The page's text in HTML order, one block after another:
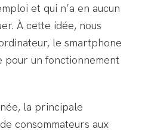
et qui n’a en aucun
À cette idée, nous
le smartphone
un fonctionnement
la principale
consommateurs aux